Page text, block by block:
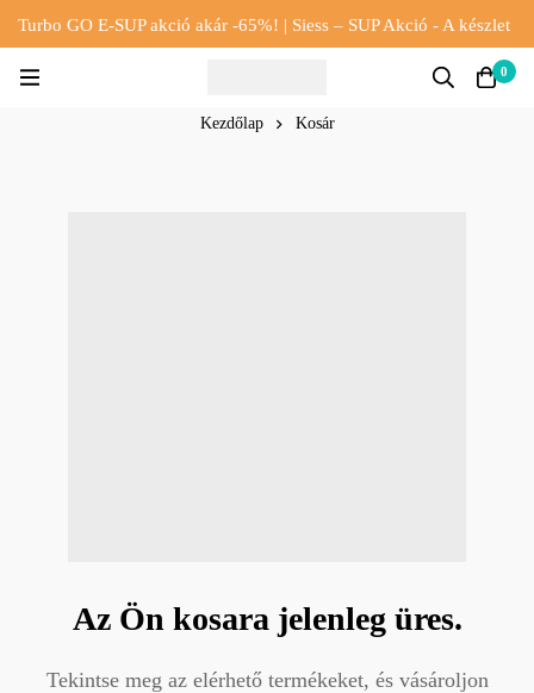
Turbo GO E-SUP akció akár -65%! | Siess – SUP Akció - A készlet
0
Kezdőlap Kosár
Az Ön kosara jelenleg üres.
Tekintse meg az elérhető termékeket, és vásároljon